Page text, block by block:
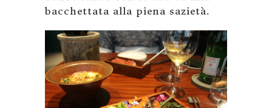
bacchettata alla piena sazietà.